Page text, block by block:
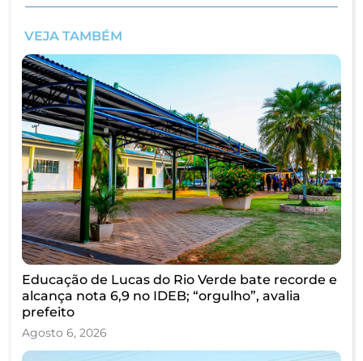
VEJA TAMBÉM
Educação de Lucas do Rio Verde bate recorde e
alcança nota 6,9 no IDEB; “orgulho”, avalia
prefeito
Agosto 6, 2026